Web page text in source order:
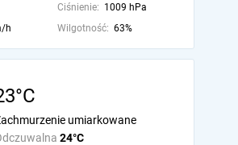
Ciśnienie: 1009 hPa
h Wilgotność: 63%
24°C
umiarkowane